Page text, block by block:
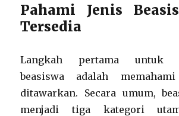
Pahami Jenis
Tersedia
Langkah pertama untuk
beasiswa adalah
ditawarkan. Secara umum,
menjadi tiga kategori